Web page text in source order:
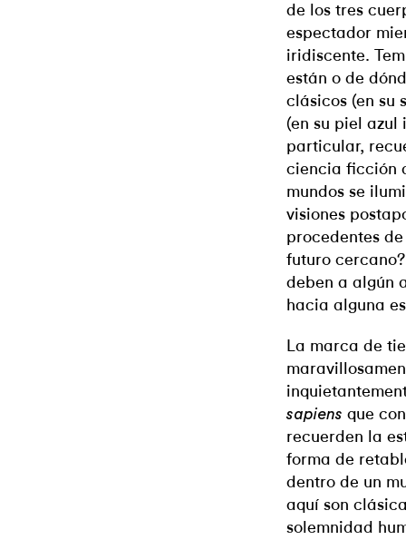
de los tres
espectador
iridiscente.
están o de
clásicos (en su
(en su piel azul
particular,
ciencia ficción
mundos se
visiones
procedentes
futuro
deben a algún
hacia alguna
La marca de
sapiens que
recuerden la
forma de
dentro de un
aquí son
solemnidad